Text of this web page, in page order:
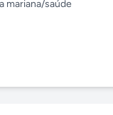
mariana/saúde